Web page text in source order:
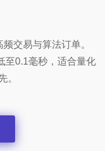
交易与算法订单。
至0.1毫秒，适合量化
。